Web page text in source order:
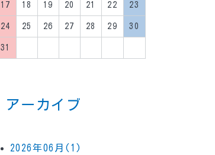
17 18 19 20 21 22 23
24 25 26 27 28 29 30
31
アーカイブ
2026年06月(1)